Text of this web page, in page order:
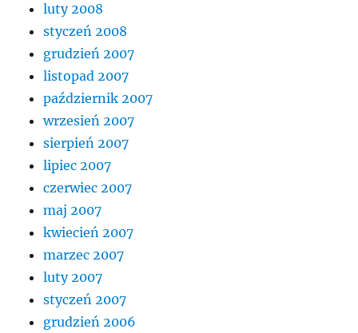
luty 2008
styczeń 2008
grudzień 2007
listopad 2007
październik 2007
wrzesień 2007
sierpień 2007
lipiec 2007
czerwiec 2007
maj 2007
kwiecień 2007
marzec 2007
luty 2007
styczeń 2007
grudzień 2006